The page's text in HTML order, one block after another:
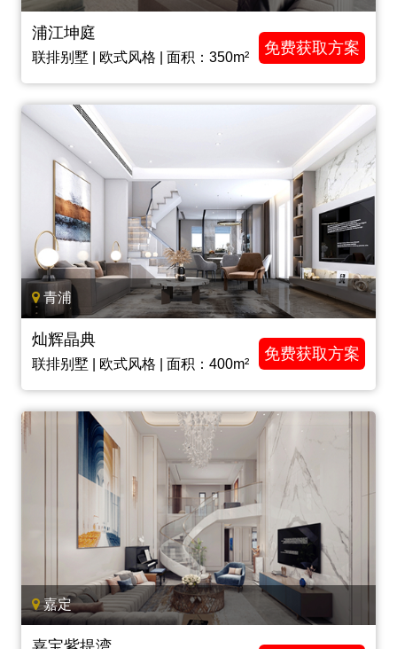
浦江坤庭
联排别墅 | 欧式风格 | 面积：350m²
免费获取方案
青浦
灿辉晶典
联排别墅 | 欧式风格 | 面积：400m²
免费获取方案
嘉定